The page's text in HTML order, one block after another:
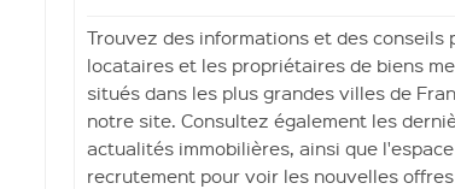
Trouvez des informations et des conseils
locataires et les propriétaires de biens
situés dans les plus grandes villes de
notre site. Consultez également les
actualités immobilières, ainsi que l'espace
recrutement pour voir les nouvelles